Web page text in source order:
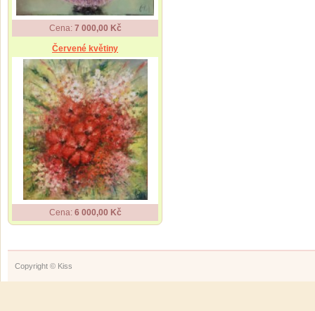
Cena: 7 000,00 Kč
Červené květiny
Cena: 6 000,00 Kč
Copyright © Kiss